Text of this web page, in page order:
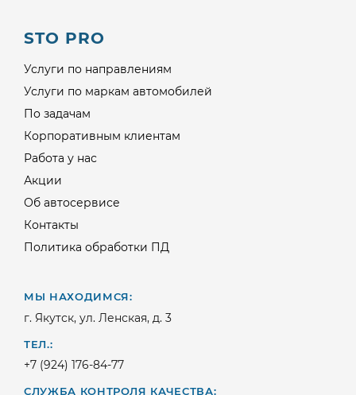
STO PRO
Услуги по направлениям
Услуги по маркам автомобилей
По задачам
Корпоративным клиентам
Работа у нас
Акции
Об автосервисе
Контакты
Политика обработки ПД
МЫ НАХОДИМСЯ:
г. Якутск, ул. Ленская, д. 3
ТЕЛ.:
+7 (924) 176-84-77
СЛУЖБА КОНТРОЛЯ КАЧЕСТВА: